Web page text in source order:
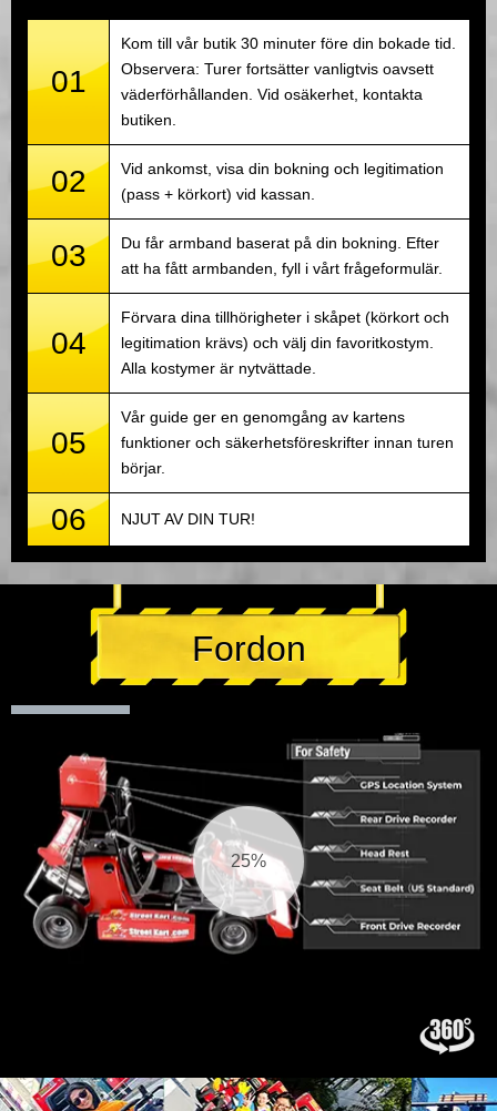
01
Kom till vår butik 30 minuter före din bokade tid.
Observera: Turer fortsätter vanligtvis oavsett
väderförhållanden. Vid osäkerhet, kontakta
butiken.
02
Vid ankomst, visa din bokning och legitimation
(pass + körkort) vid kassan.
03
Du får armband baserat på din bokning. Efter
att ha fått armbanden, fyll i vårt frågeformulär.
04
Förvara dina tillhörigheter i skåpet (körkort och
legitimation krävs) och välj din favoritkostym.
Alla kostymer är nytvättade.
05
Vår guide ger en genomgång av kartens
funktioner och säkerhetsföreskrifter innan turen
börjar.
06 NJUT AV DIN TUR!
Fordon
26%